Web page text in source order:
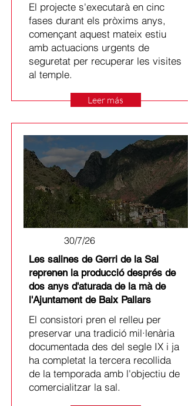
El projecte s'executarà en cinc
fases durant els pròxims anys,
començant aquest mateix estiu
amb actuacions urgents de
seguretat per recuperar les visites
al temple.
Leer más
30/7/26
Les salines de Gerri de la Sal
reprenen la producció després de
dos anys d'aturada de la mà de
l'Ajuntament de Baix Pallars
El consistori pren el relleu per
preservar una tradició mil·lenària
documentada des del segle IX i ja
ha completat la tercera recollida
de la temporada amb l'objectiu de
comercialitzar la sal.